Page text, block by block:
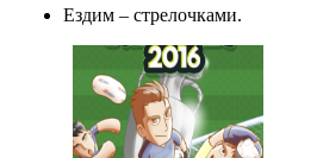
Ездим – стрелочками.